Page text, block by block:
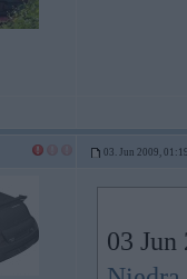
03. Jun 2009,
03